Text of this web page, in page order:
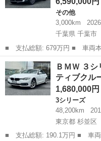
その他
3,000km
千葉県 千葉市
■ 支払総額: 679万円 ■ 車両本体価格： 6,590,000 円 ■ メーカー
名： ＢＭＷ ■ 車種名： Ｘ
ｖｅ Ｘライン 正規認定中古
／コンフォ...
千葉 千葉市
ＢＭＷ ３
ティブク
1,680,000円
3シリーズ
48,200km
東京都 杉並区
■ 支払総額: 190.1万円 ■ 車両本体価格： 1,680,000 円 ■ メーカ